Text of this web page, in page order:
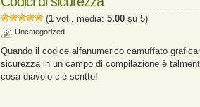
(1 voti, media: 5.00 su 5)
Uncategorized
Quando il codice alfanumerico camuffato
sicurezza in un campo di compilazione è
cosa diavolo c’è scritto!